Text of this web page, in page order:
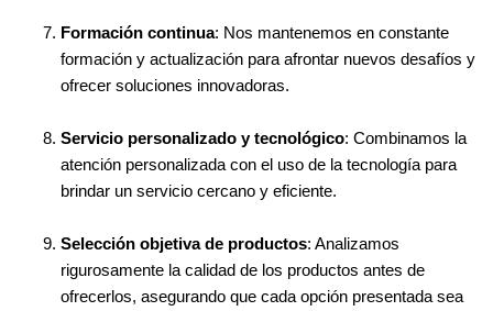
Formación continua: Nos mantenemos en constante
formación y actualización para afrontar nuevos desafíos y
ofrecer soluciones innovadoras.
Servicio personalizado y tecnológico: Combinamos la
atención personalizada con el uso de la tecnología para
brindar un servicio cercano y eficiente.
Selección objetiva de productos: Analizamos
rigurosamente la calidad de los productos antes de
ofrecerlos, asegurando que cada opción presentada sea